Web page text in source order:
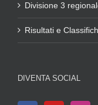
Divisione 3
Risultati e
DIVENTA SOCIAL